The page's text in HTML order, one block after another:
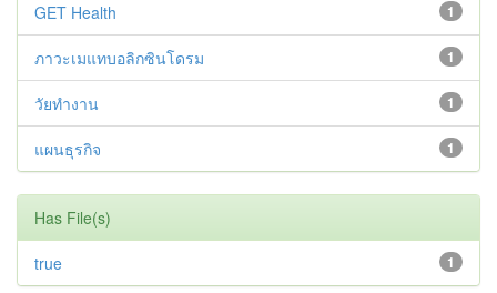
1
GET Health
1
ภาวะเมแทบอลิกซินโดรม
1
วัยทํางาน
1
แผนธุรกิจ
Has File(s)
1
true